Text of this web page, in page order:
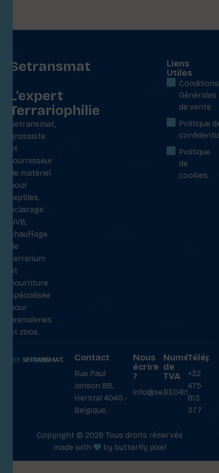
Setransmat
L'expert
Terrariophilie
Setransmat,
grossiste
et
fournisseur
de matériel
pour
reptiles,
éclairage
UVB,
chauffage
de
terrarium
et
nourriture
spécialisée
pour
animaleries
et zoos.
Liens
Utiles
Conditions
Générales
de vente
Politique
Politique
de
cookies
Contact
Rue Paul
Janson 88,
Herstal 4040 -
Belgique.
Nous
écrire
?
info@setransmat.com
Numéro
de
TVA
BE0415027069
+32
475
813
377
Copyright © 2026 Tous droits réservés
made with
by butterfly pixel